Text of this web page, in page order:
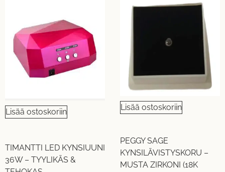
Lisää ostoskoriin
TIMANTTI LED KYNSIUUNI
36W – TYYLIKÄS &
Lisää ostoskoriin
PEGGY SAGE
KYNSILÄVISTYSKORU –
MUSTA ZIRKONI (18K